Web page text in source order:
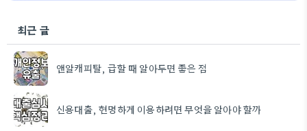
최근 글
앤알캐피탈, 급할 때 알아두면 좋은 점
신용대출, 현명하게 이용하려면 무엇을 알아야 할까